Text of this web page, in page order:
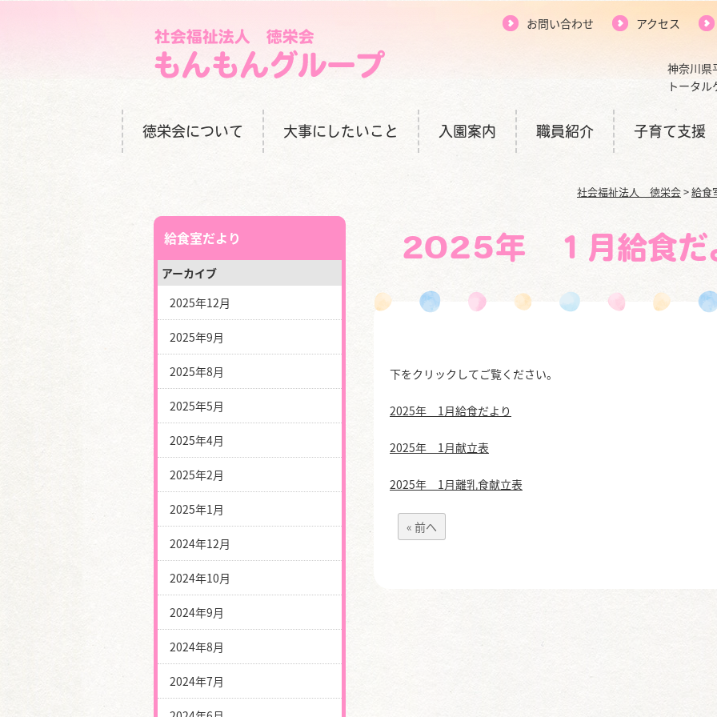
お問い合わせ アクセス
神奈川県
トータ
徳栄会について 大事にしたいこと 入園案内 職員紹介 子育て支援
社会福祉法人 徳栄会>給食
2025年 １月給食だ
下をクリックしてご覧ください。
2025年 1月給食だより
2025年 1月献立表
2025年 1月離乳食献立表
« 前へ
給食室だより
アーカイブ
2025年12月
2025年9月
2025年8月
2025年5月
2025年4月
2025年2月
2025年1月
2024年12月
2024年10月
2024年9月
2024年8月
2024年7月